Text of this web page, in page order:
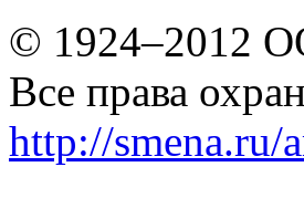
© 1924–2012
Все права
http://smena.ru/